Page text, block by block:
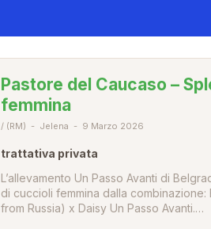
Pastore del Caucaso –
femmina
/ (RM) Jelena 9 Marzo 2026
trattativa privata
L’allevamento Un Passo Avanti di
di cuccioli femmina dalla
from Russia) x Daisy Un Passo Avanti.…